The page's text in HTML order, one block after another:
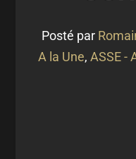
Posté par
A la Une, ASSE -